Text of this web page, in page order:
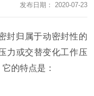
发布日期： 2020-07-23
封归属于动密封性的
力或交替变化工作压
的特点是：